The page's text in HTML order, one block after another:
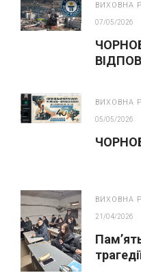
ВИХОВНА
07/05/2026
ВИХОВНА
05/05/2026
ВИХОВНА
21/04/2026